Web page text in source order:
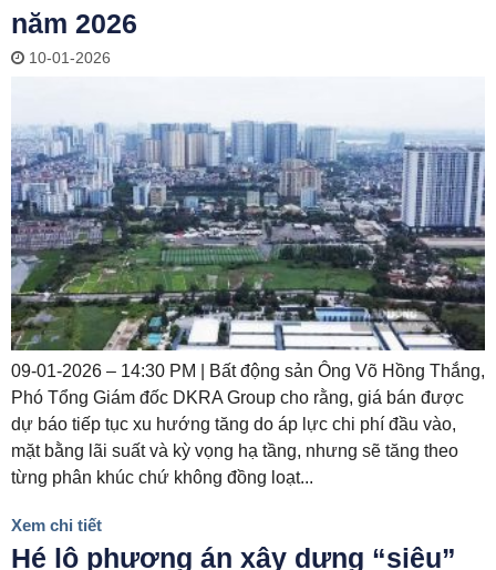
năm 2026
10-01-2026
09-01-2026 – 14:30 PM | Bất động sản Ông Võ Hồng Thắng,
Phó Tổng Giám đốc DKRA Group cho rằng, giá bán được
dự báo tiếp tục xu hướng tăng do áp lực chi phí đầu vào,
mặt bằng lãi suất và kỳ vọng hạ tầng, nhưng sẽ tăng theo
từng phân khúc chứ không đồng loạt...
Xem chi tiết
Hé lộ phương án xây dựng “siêu”